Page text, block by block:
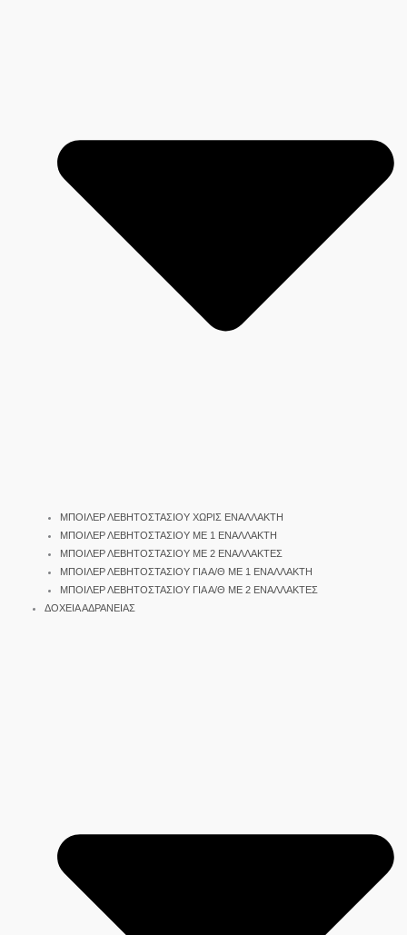
ΜΠΟΙΛΕΡ ΛΕΒΗΤΟΣΤΑΣΙΟΥ ΧΩΡΙΣ ΕΝΑΛΛΑΚΤΗ
ΜΠΟΙΛΕΡ ΛΕΒΗΤΟΣΤΑΣΙΟΥ ΜΕ 1 ΕΝΑΛΛΑΚΤΗ
ΜΠΟΙΛΕΡ ΛΕΒΗΤΟΣΤΑΣΙΟΥ ΜΕ 2 ΕΝΑΛΛΑΚΤΕΣ
ΜΠΟΙΛΕΡ ΛΕΒΗΤΟΣΤΑΣΙΟΥ ΓΙΑ Α/Θ ΜΕ 1 ΕΝΑΛΛΑΚΤΗ
ΜΠΟΙΛΕΡ ΛΕΒΗΤΟΣΤΑΣΙΟΥ ΓΙΑ Α/Θ ΜΕ 2 ΕΝΑΛΛΑΚΤΕΣ
ΔΟΧΕΙΑ ΑΔΡΑΝΕΙΑΣ